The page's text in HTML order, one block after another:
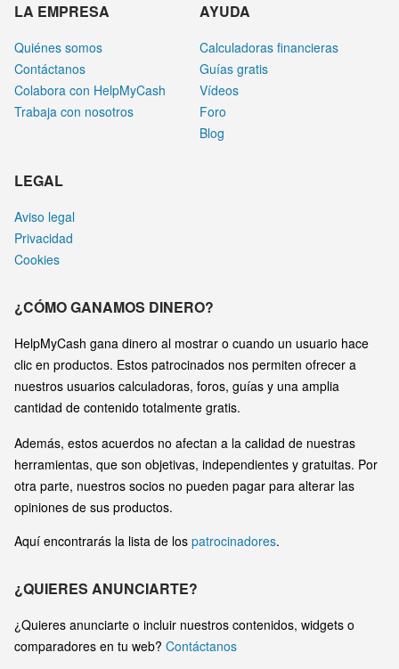
LA EMPRESA
Quiénes somos
Contáctanos
Colabora con HelpMyCash
Trabaja con nosotros
AYUDA
Calculadoras financieras
Guías gratis
Vídeos
Foro
Blog
LEGAL
Aviso legal
Privacidad
Cookies
¿CÓMO GANAMOS DINERO?
HelpMyCash gana dinero al mostrar o cuando un usuario hace
clic en productos. Estos patrocinados nos permiten ofrecer a
nuestros usuarios calculadoras, foros, guías y una amplia
cantidad de contenido totalmente gratis.
Además, estos acuerdos no afectan a la calidad de nuestras
herramientas, que son objetivas, independientes y gratuitas. Por
otra parte, nuestros socios no pueden pagar para alterar las
opiniones de sus productos.
Aquí encontrarás la lista de los patrocinadores.
¿QUIERES ANUNCIARTE?
¿Quieres anunciarte o incluir nuestros contenidos, widgets o
comparadores en tu web? Contáctanos